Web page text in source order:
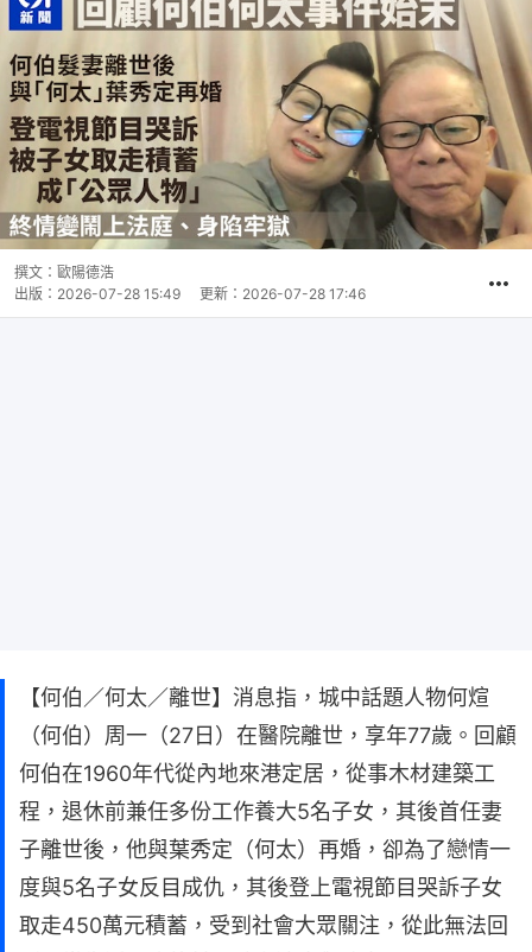
撰文： 歐陽德浩
出版： 2026-07-28 15:49 更新： 2026-07-28 17:46
【何伯／何太／離世】消息指，城中話題人物何煊
（何伯）周一（27日）在醫院離世，享年77歲。回顧
何伯在1960年代從內地來港定居，從事木材建築工
程，退休前兼任多份工作養大5名子女，其後首任妻
子離世後，他與葉秀定（何太）再婚，卻為了戀情一
度與5名子女反目成仇，其後登上電視節目哭訴子女
取走450萬元積蓄，受到社會大眾關注，從此無法回